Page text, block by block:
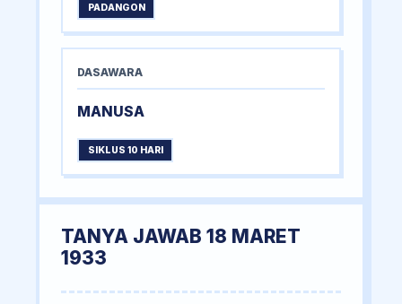
PADANGON
DASAWARA
MANUSA
SIKLUS 10 HARI
TANYA JAWAB 18 MARET
1933